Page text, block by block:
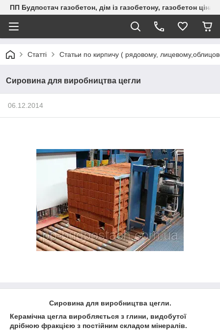
ПП Будпостач газобетон, дім із газобетону, газобетон
Статті Статьи по кирпичу ( рядовому,
Сировина для виробництва цегли
06.12.2014
Сировина для виробництва цегли.
Керамічна цегла виробляється з глини, видобутої
дрібною фракцією з постійним складом мінералів.